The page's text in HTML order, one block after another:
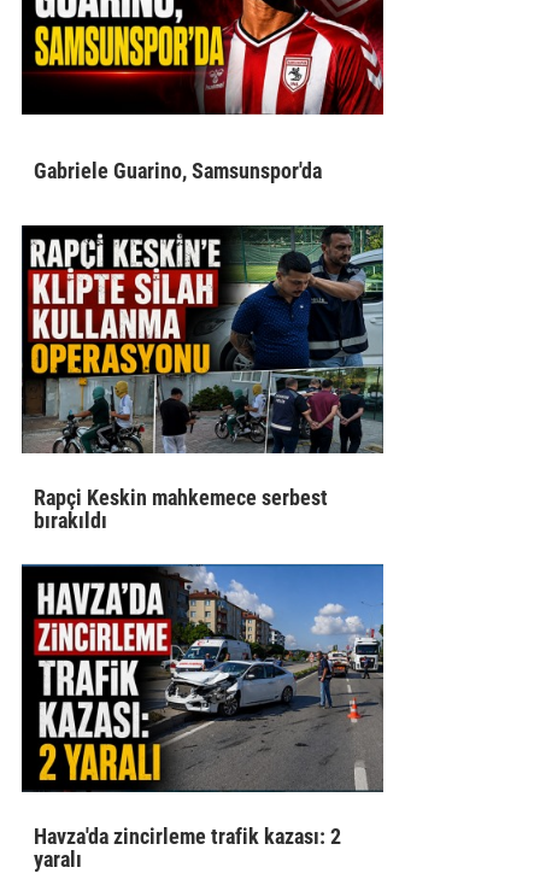
Gabriele Guarino, Samsunspor'da
Rapçi Keskin mahkemece serbest
bırakıldı
Havza'da zincirleme trafik kazası: 2
yaralı